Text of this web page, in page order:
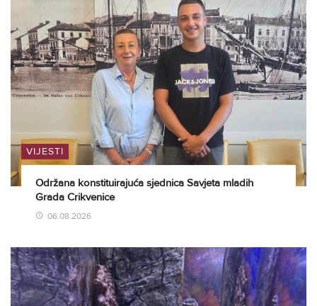
VIJESTI
Održana konstituirajuća sjednica Savjeta mladih
Grada Crikvenice
06.08.2026